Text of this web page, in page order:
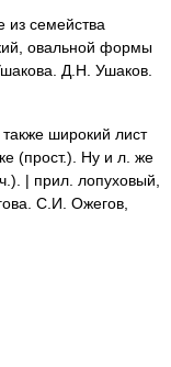
семейства
овальной формы
Д.Н. Ушаков.
широкий лист
(прост.). Ну и л. же
| прил. лопуховый,
С.И. Ожегов,